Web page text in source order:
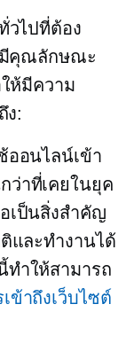
วไปที่ต้อง
มีคุณลักษณะ
ห้มีความ
ง:
ออนไลน์เข้า
าที่เคยในยุค
เป็นสิ่งสำคัญ
และทำงานได้
ทำให้สามารถ
เข้าถึงเว็บไซต์